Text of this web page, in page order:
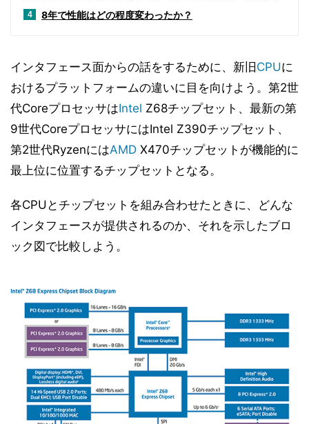
4 8年で性能はどの程度変わったか？
インタフェース面からの話をするために、新旧 CPUに
おけるプラットフォームの違いに目を向けよう。第2世
代CoreプロセッサはIntel Z68チップセット、最新の第
9世代CoreプロセッサにはIntel Z390チップセット、
第2世代RyzenにはAMD X470チップセットが機能的に
最上位に位置するチップセットとなる。
各CPUとチップセットを組み合わせたときに、どんな
インタフェースが提供されるのか、それを示したブロ
ック図で比較しよう。